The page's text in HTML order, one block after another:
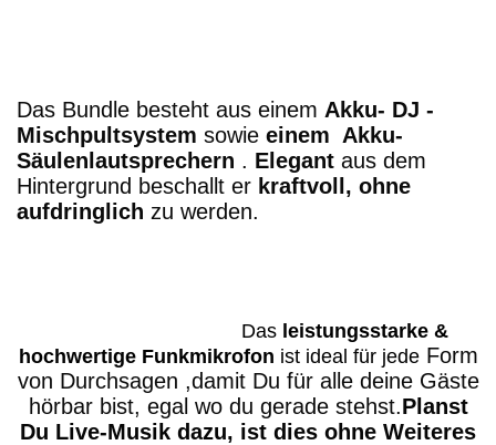
Das Bundle besteht aus einem Akku- DJ -
Mischpultsystem sowie einem Akku-
Säulenlautsprechern . Elegant aus dem
Hintergrund beschallt er kraftvoll, ohne
aufdringlich zu werden.
Das leistungsstarke &
hochwertige Funkmikrofon ist ideal für jedeForm
von Durchsagen ,damit Du für alle deine Gäste
hörbar bist, egal wo du gerade stehst.Planst
Du Live-Musik dazu, ist dies ohne Weiteres